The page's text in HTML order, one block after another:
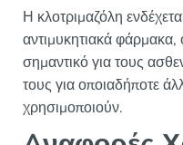
Η κλοτριμαζόλη
αντιμυκητιακά
σημαντικό για τους
τους για οποιαδήποτε
χρησιμοποιούν.